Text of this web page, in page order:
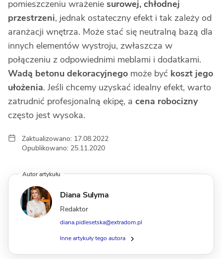
pomieszczeniu wrażenie surowej, chłodnej
przestrzeni, jednak ostateczny efekt i tak zależy od
aranżacji wnętrza. Może stać się neutralną bazą dla
innych elementów wystroju, zwłaszcza w
połączeniu z odpowiednimi meblami i dodatkami.
Wadą betonu dekoracyjnego może być koszt jego
ułożenia. Jeśli chcemy uzyskać idealny efekt, warto
zatrudnić profesjonalną ekipę, a cena robocizny
często jest wysoka.
Zaktualizowano: 17.08.2022
Opublikowano: 25.11.2020
Autor artykułu
Diana Sulyma
Redaktor
diana.pidlesetska@extradom.pl
Inne artykuły tego autora